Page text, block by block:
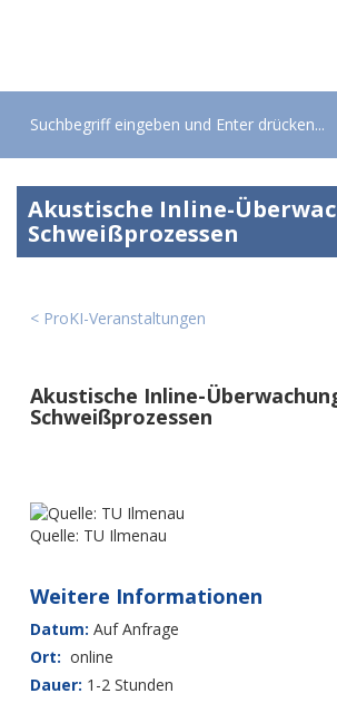
Akustische Inline-
Schweißprozessen
< ProKI-Veranstaltungen
Akustische Inline-
Schweißprozessen
Quelle: TU Ilmenau
Weitere Informationen
Datum: Auf Anfrage
Ort: online
Dauer: 1-2 Stunden